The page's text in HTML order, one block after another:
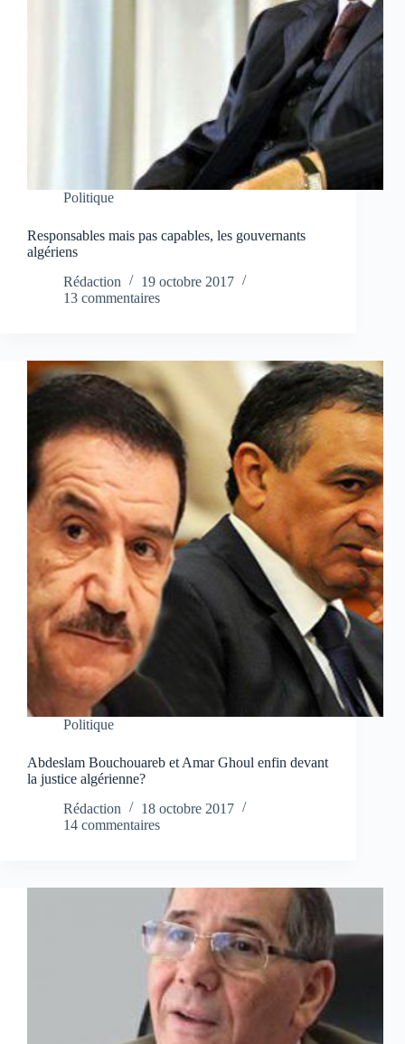
Politique
Responsables mais pas capables, les gouvernants
algériens
Rédaction
19 octobre 2017
13 commentaires
Politique
Abdeslam Bouchouareb et Amar Ghoul enfin devant
la justice algérienne?
Rédaction
18 octobre 2017
14 commentaires